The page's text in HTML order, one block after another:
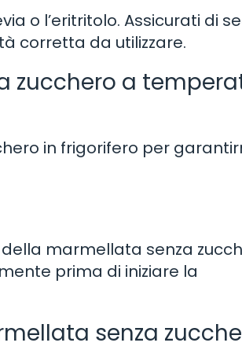
o l’eritritolo. Assicurati di
corretta da utilizzare.
zucchero a
in frigorifero per
marmellata senza
prima di iniziare la
senza